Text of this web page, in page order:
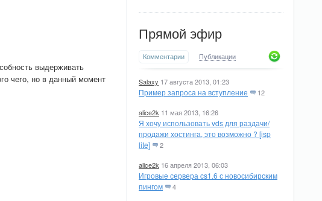
Прямой эфир
Комментарии Публикации
Salaxy 17 августа 2013, 01:23
Пример запроса на вступление 12
alice2k 11 мая 2013, 16:26
Я хочу использовать vds для раздачи/
продажи хостинга, это возможно ? [isp
lite]
2
alice2k 16 апреля 2013, 06:03
Игровые сервера cs1.6 с новосибирским
пингом
4
выдерживать
чего, но в данный момент